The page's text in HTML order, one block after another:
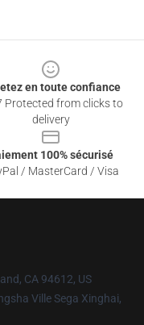
en toute confiance
Protected from clicks to
delivery
100% sécurisé
/ MasterCard / Visa
CA 94612, US
Ville Sega Xinghai,